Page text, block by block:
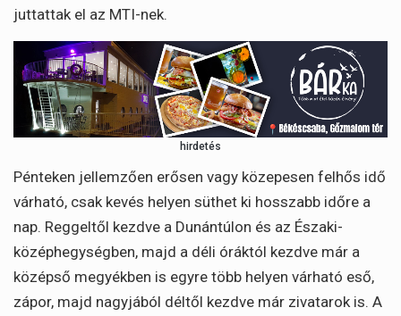
juttattak el az MTI-nek.
hirdetés
Pénteken jellemzően erősen vagy közepesen felhős idő
várható, csak kevés helyen süthet ki hosszabb időre a
nap. Reggeltől kezdve a Dunántúlon és az Északi-
középhegységben, majd a déli óráktól kezdve már a
középső megyékben is egyre több helyen várható eső,
zápor, majd nagyjából déltől kezdve már zivatarok is. A